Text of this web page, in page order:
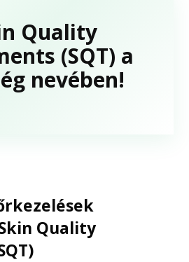
Quality
(SQT) a
nevében!
Quality